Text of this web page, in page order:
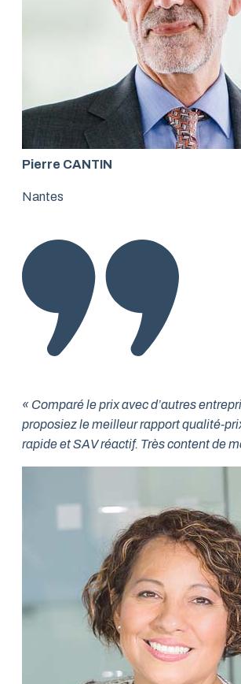
Pierre CANTIN
Nantes
« Comparé le prix avec d’autres
proposiez le meilleur rapport qualité-
rapide et SAV réactif. Très content de